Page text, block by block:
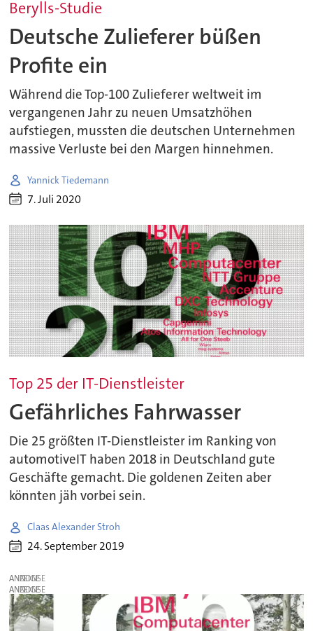
Berylls-Studie
Deutsche Zulieferer büßen
Profite ein
Während die Top-100 Zulieferer weltweit im
vergangenen Jahr zu neuen Umsatzhöhen
aufstiegen, mussten die deutschen Unternehmen
massive Verluste bei den Margen hinnehmen.
Yannick Tiedemann
7. Juli 2020
Top 25 der IT-Dienstleister
Gefährliches Fahrwasser
Die 25 größten IT-Dienstleister im Ranking von
automotiveIT haben 2018 in Deutschland gute
Geschäfte gemacht. Die goldenen Zeiten aber
könnten jäh vorbei sein.
Claas Alexander Stroh
24. September 2019
ANZEIGE
ANZEIGE